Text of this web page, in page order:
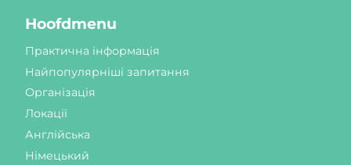
Hoofdmenu
Практична інформація
Найпопулярніші запитання
Організація
Локації
Англійська
Німецький